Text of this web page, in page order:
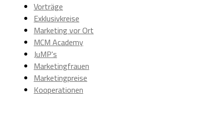
Vorträge
Exklusivkreise
Marketing vor Ort
MCM Academy
JuMP's
Marketingfrauen
Marketingpreise
Kooperationen